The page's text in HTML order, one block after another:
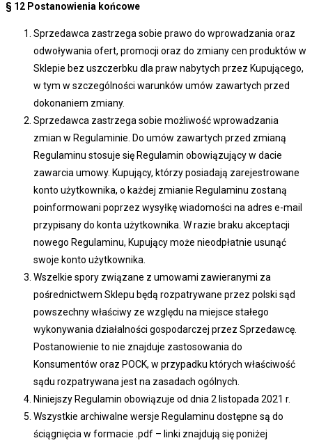
§ 12 Postanowienia końcowe
Sprzedawca zastrzega sobie prawo do wprowadzania oraz
odwoływania ofert, promocji oraz do zmiany cen produktów w
Sklepie bez uszczerbku dla praw nabytych przez Kupującego,
w tym w szczególności warunków umów zawartych przed
dokonaniem zmiany.
Sprzedawca zastrzega sobie możliwość wprowadzania
zmian w Regulaminie. Do umów zawartych przed zmianą
Regulaminu stosuje się Regulamin obowiązujący w dacie
zawarcia umowy. Kupujący, którzy posiadają zarejestrowane
konto użytkownika, o każdej zmianie Regulaminu zostaną
poinformowani poprzez wysyłkę wiadomości na adres e-mail
przypisany do konta użytkownika. W razie braku akceptacji
nowego Regulaminu, Kupujący może nieodpłatnie usunąć
swoje konto użytkownika.
Wszelkie spory związane z umowami zawieranymi za
pośrednictwem Sklepu będą rozpatrywane przez polski sąd
powszechny właściwy ze względu na miejsce stałego
wykonywania działalności gospodarczej przez Sprzedawcę.
Postanowienie to nie znajduje zastosowania do
Konsumentów oraz POCK, w przypadku których właściwość
sądu rozpatrywana jest na zasadach ogólnych.
Niniejszy Regulamin obowiązuje od dnia 2 listopada 2021 r.
Wszystkie archiwalne wersje Regulaminu dostępne są do
ściągnięcia w formacie .pdf – linki znajdują się poniżej